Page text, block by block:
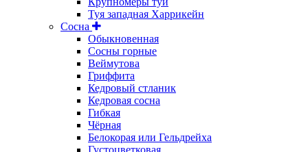
Туя западная Харрикейн
Сосна
Обыкновенная
Сосны горные
Веймутова
Гриффита
Кедровый стланик
Кедровая сосна
Гибкая
Чёрная
Белокорая или Гельдрейха
Густоцветковая